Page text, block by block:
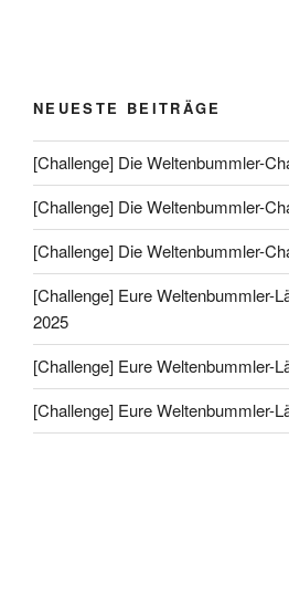
NEUESTE BEITRÄGE
[Challenge] Die Weltenbummler-
[Challenge] Die Weltenbummler-
[Challenge] Die Weltenbummler-
[Challenge] Eure Weltenbummler-
2025
[Challenge] Eure Weltenbummler-
[Challenge] Eure Weltenbummler-